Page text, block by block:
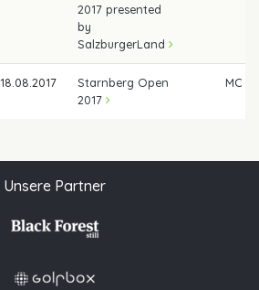
2017 presented
by
SalzburgerLand
18.08.2017
Starnberg Open
2017
MC
Unsere Partner